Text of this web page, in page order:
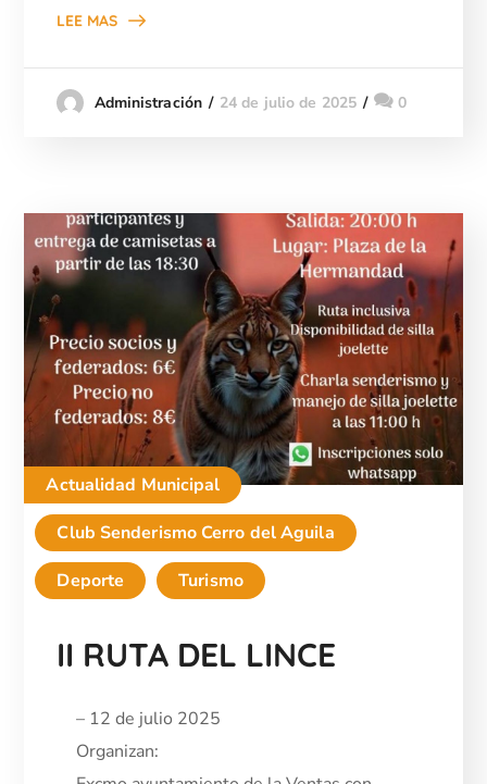
LEE MAS
Administración 24 de julio de 2025 0
Actualidad Municipal
Club Senderismo Cerro del Aguila
Deporte
Turismo
II RUTA DEL LINCE
– 12 de julio 2025
Organizan: